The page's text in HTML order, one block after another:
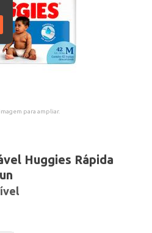
para ampliar.
Huggies Rápida